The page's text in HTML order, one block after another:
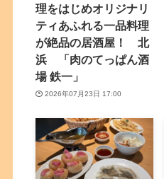
理をはじめオリジナリ
ティあふれる一品料理
が絶品の居酒屋！ 北
浜 「肉のてっぱん酒
場 鉄一」
2026年07月23日 17:00